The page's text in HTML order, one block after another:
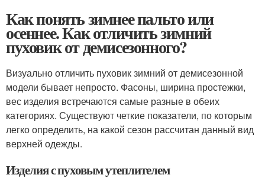
Как понять зимнее пальто или
осеннее. Как отличить зимний
пуховик от демисезонного?
Визуально отличить пуховик зимний от демисезонной
модели бывает непросто. Фасоны, ширина простежки,
вес изделия встречаются самые разные в обеих
категориях. Существуют четкие показатели, по которым
легко определить, на какой сезон рассчитан данный вид
верхней одежды.
Изделия с пуховым утеплителем